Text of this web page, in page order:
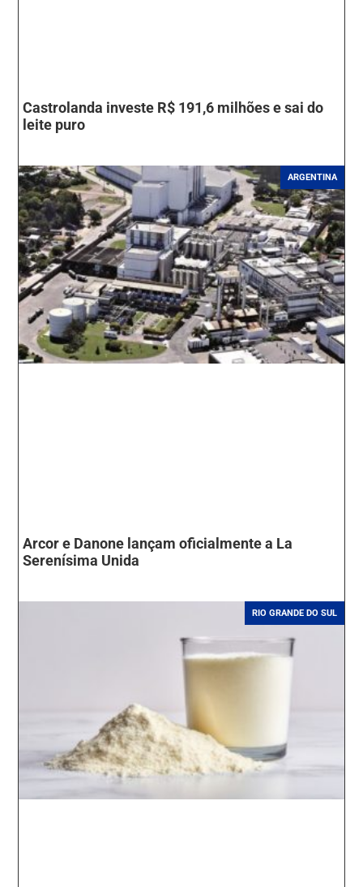
Castrolanda investe R$ 191,6 milhões e sai do
leite puro
ARGENTINA
Arcor e Danone lançam oficialmente a La
Serenísima Unida
RIO GRANDE DO SUL